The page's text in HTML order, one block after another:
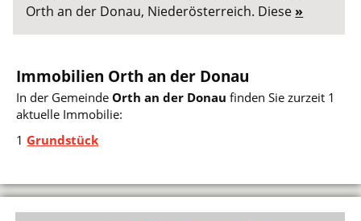
Orth an der Donau, Niederösterreich. Diese »
Immobilien Orth an der Donau
In der GemeindeOrth an der Donau finden Sie zurzeit 1
aktuelle Immobilie:
1Grundstück